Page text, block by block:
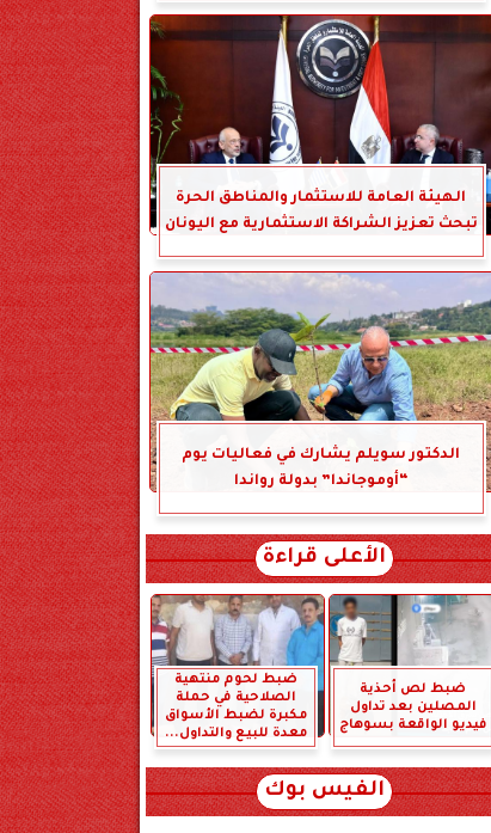
الهيئة العامة للاستثمار والمناطق الحرة
تبحث تعزيز الشراكة الاستثمارية مع اليونان
الدكتور سويلم يشارك في فعاليات يوم
“أوموجاندا” بدولة رواندا
الأعلى قراءة
ضبط لص أحذية
المصلين بعد تداول
فيديو الواقعة بسوهاج
ضبط لحوم منتهية
الصلاحية في حملة
مكبرة لضبط الأسواق
معدة للبيع والتداول...
الفيس بوك